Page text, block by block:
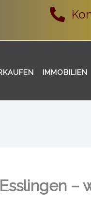
IMMOBILIEN
–